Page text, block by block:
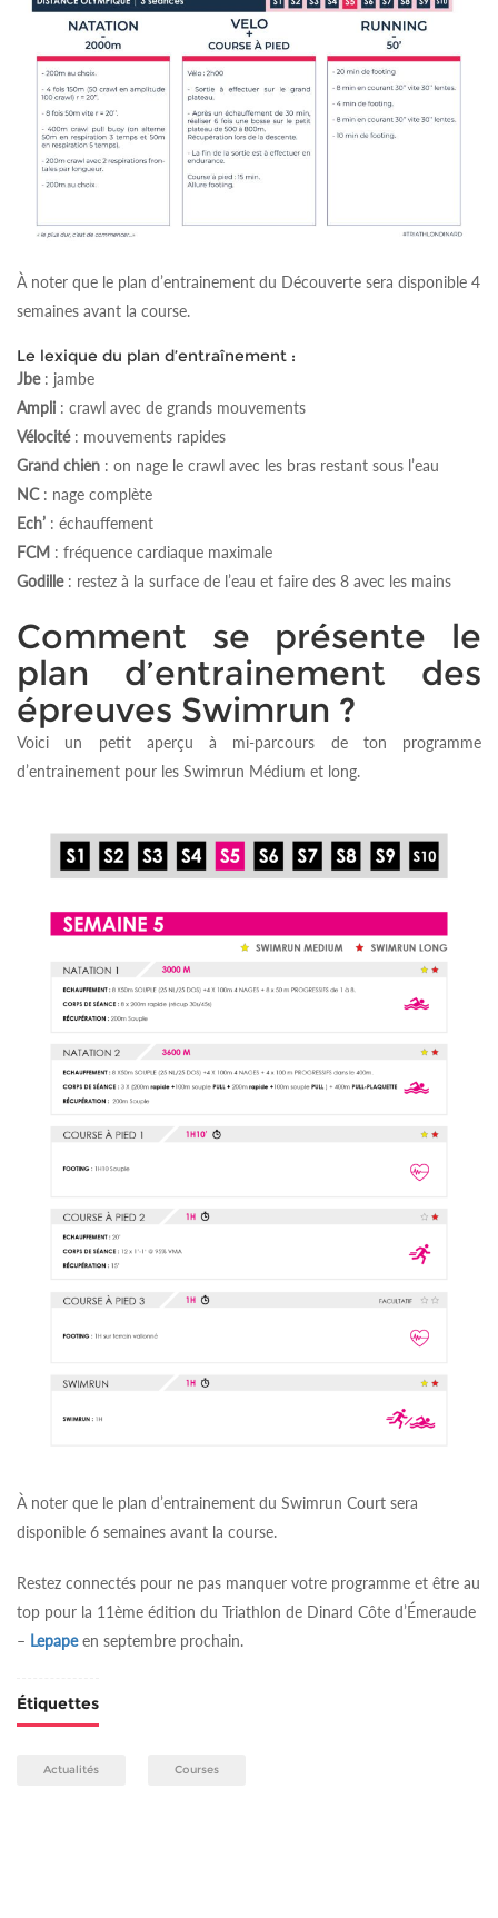
À noter que le plan d’entrainement du Découverte sera disponible 4
semaines avant la course.
Le lexique du plan d’entraînement :
Jbe: jambe
Ampli : crawl avec de grands mouvements
Vélocité: mouvements rapides
Grand chien : on nage le crawl avec les bras restant sous l’eau
NC: nage complète
Ech’ : échauffement
FCM : fréquence cardiaque maximale
Godille: restez à la surface de l’eau et faire des 8 avec les mains
Comment se présente le
plan d’entrainement des
épreuves Swimrun ?
Voici un petit aperçu à mi-parcours de ton programme
d’entrainement pour les Swimrun Médium et long.
À noter que le plan d’entrainement du Swimrun Court sera
disponible 6 semaines avant la course.
Restez connectés pour ne pas manquer votre programme et être au
top pour la 11ème édition du Triathlon de Dinard Côte d’Émeraude
– Lepapeen septembre prochain.
Étiquettes
Actualités Courses